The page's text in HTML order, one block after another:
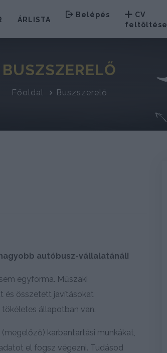
ÁRLISTA
Belépés
CV
feltöltése
BUSZSZERELŐ
Főoldal Buszszerelő
autóbusz-vállalatánál!
egyforma. Műszaki
és összetett javításokat
állapotban van.
karbantartási munkákat,
el fogsz végezni. Tudásod